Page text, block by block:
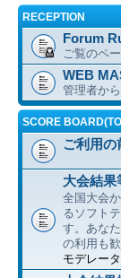
RECEPTION
Forum
ご覧のペ
WEB
管理者か
SCORE
ご利用の
大会結
全国大会
るソフト
す。あな
の利用も
モデレー